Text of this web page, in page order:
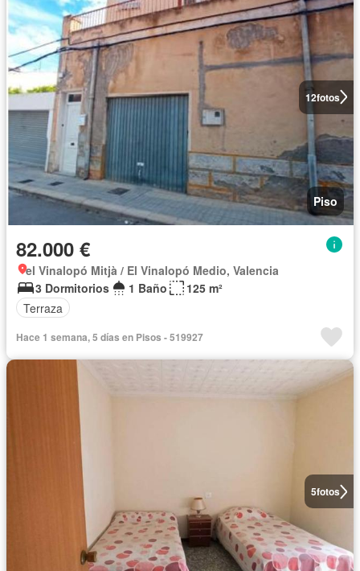
12fotos
Piso
82.000 €
el Vinalopó Mitjà / El Vinalopó Medio, Valencia
3 Dormitorios
1 Baño
125 m²
Terraza
Hace 1 semana, 5 días en Pisos - 519927
5fotos